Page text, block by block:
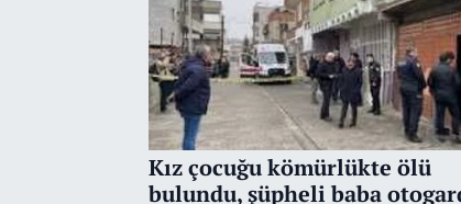
Kız çocuğu kömürlükte ölü
bulundu, şüpheli baba